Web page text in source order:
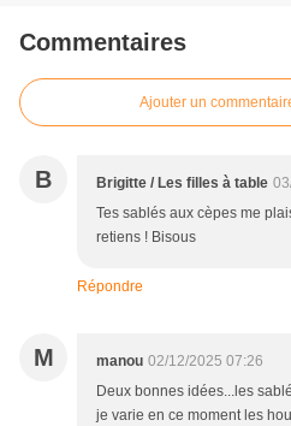
Commentaires
Ajouter un
B Brigitte / Les filles à table
Tes sablés aux cèpes me
retiens ! Bisous
Répondre
M manou 02/12/2025 07:26
Deux bonnes idées...les
je varie en ce moment les